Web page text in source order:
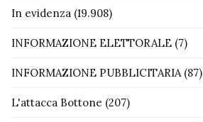
In evidenza (19.908)
INFORMAZIONE ELETTORALE (7)
INFORMAZIONE PUBBLICITARIA(87)
L'attacca Bottone (207)